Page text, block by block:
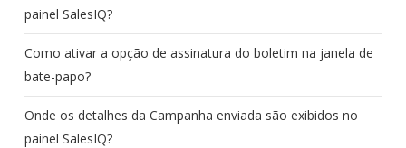
painel SalesIQ?
Como ativar a opção de assinatura do boletim na janela de
bate-papo?
Onde os detalhes da Campanha enviada são exibidos no
painel SalesIQ?